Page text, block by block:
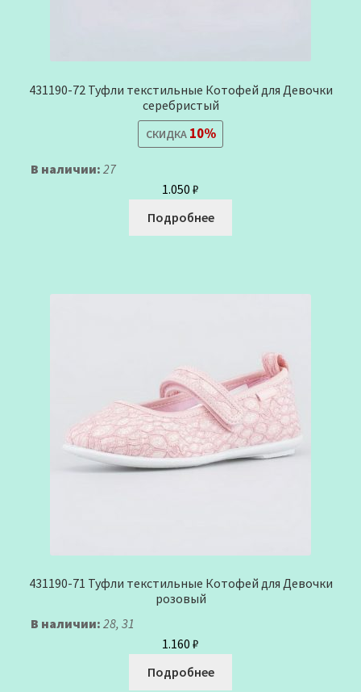
431190-72 Туфли текстильные Котофей для Девочки
серебристый
СКИДКА10%
В наличии: 27
1.050 ₽
Подробнее
431190-71 Туфли текстильные Котофей для Девочки
розовый
В наличии: 28, 31
1.160 ₽
Подробнее